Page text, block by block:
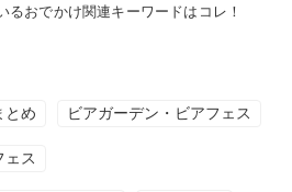
るおでかけ関連キーワードはコレ！
とめ ビアガーデン・ビアフェス
ェス